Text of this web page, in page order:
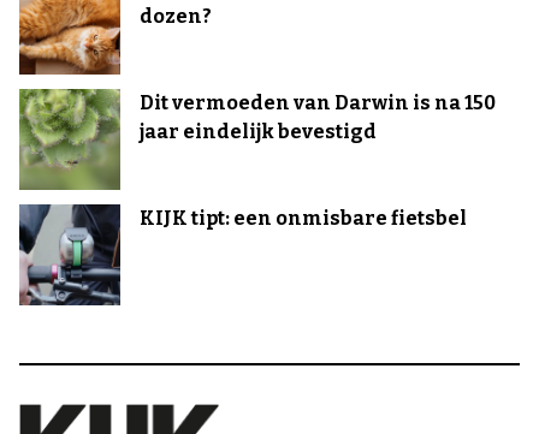
dozen?
Dit vermoeden van Darwin is na 150
jaar eindelijk bevestigd
KIJK tipt: een onmisbare fietsbel